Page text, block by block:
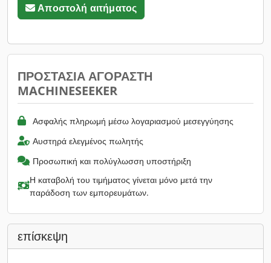
Αποστολή αιτήματος
ΠΡΟΣΤΑΣΊΑ ΑΓΟΡΑΣΤΉ
MACHINESEEKER
Ασφαλής πληρωμή μέσω λογαριασμού μεσεγγύησης
Αυστηρά ελεγμένος πωλητής
Προσωπική και πολύγλωσση υποστήριξη
Η καταβολή του τιμήματος γίνεται μόνο μετά την
παράδοση των εμπορευμάτων.
επίσκεψη